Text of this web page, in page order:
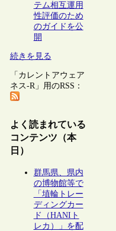
テム相互運用
性評価のため
のガイドを公
開
続きを見る
「カレントアウェア
ネス-R」用のRSS：
よく読まれている
コンテンツ（本
日）
群馬県、県内
の博物館等で
「埴輪トレー
ディングカー
ド（HANIト
レカ）」を配